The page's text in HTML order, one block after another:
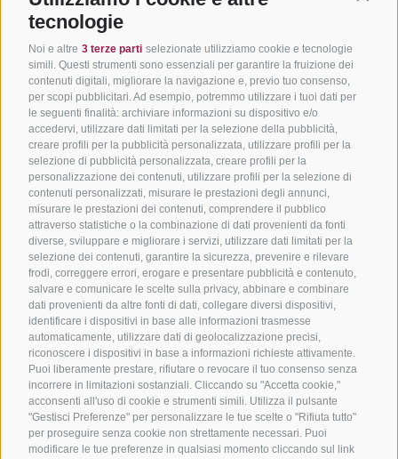
tecnologie
Noi e altre 3 terze parti selezionate utilizziamo cookie e tecnologie
simili. Questi strumenti sono essenziali per garantire la fruizione dei
contenuti digitali, migliorare la navigazione e, previo tuo consenso,
per scopi pubblicitari. Ad esempio, potremmo utilizzare i tuoi dati per
le seguenti finalità: archiviare informazioni su dispositivo e/o
accedervi, utilizzare dati limitati per la selezione della pubblicità,
creare profili per la pubblicità personalizzata, utilizzare profili per la
selezione di pubblicità personalizzata, creare profili per la
personalizzazione dei contenuti, utilizzare profili per la selezione di
contenuti personalizzati, misurare le prestazioni degli annunci,
misurare le prestazioni dei contenuti, comprendere il pubblico
attraverso statistiche o la combinazione di dati provenienti da fonti
diverse, sviluppare e migliorare i servizi, utilizzare dati limitati per la
selezione dei contenuti, garantire la sicurezza, prevenire e rilevare
frodi, correggere errori, erogare e presentare pubblicità e contenuto,
salvare e comunicare le scelte sulla privacy, abbinare e combinare
dati provenienti da altre fonti di dati, collegare diversi dispositivi,
identificare i dispositivi in base alle informazioni trasmesse
automaticamente, utilizzare dati di geolocalizzazione precisi,
riconoscere i dispositivi in base a informazioni richieste attivamente.
Puoi liberamente prestare, rifiutare o revocare il tuo consenso senza
incorrere in limitazioni sostanziali. Cliccando su "Accetta cookie,"
acconsenti all'uso di cookie e strumenti simili. Utilizza il pulsante
"Gestisci Preferenze" per personalizzare le tue scelte o "Rifiuta tutto"
per proseguire senza cookie non strettamente necessari. Puoi
modificare le tue preferenze in qualsiasi momento cliccando sul link